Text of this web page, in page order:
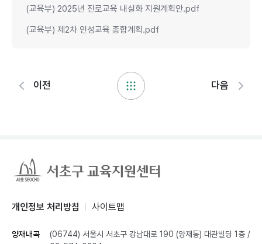
(교육부) 2025년 진로교육 내실화 지원계획안.pdf
(교육부) 제2차 인성교육 종합계획.pdf
이전 다음
개인정보 처리방침 사이트맵
양재내곡 (06744) 서울시 서초구 강남대로 190 (양재동) 대관빌딩 1층 /